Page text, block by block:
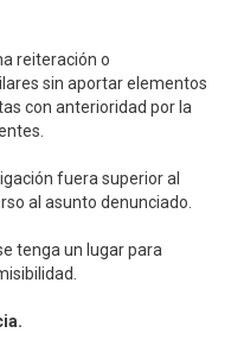
reiteración o
sin aportar elementos
con anterioridad por la
fuera superior al
al asunto denunciado.
tenga un lugar para